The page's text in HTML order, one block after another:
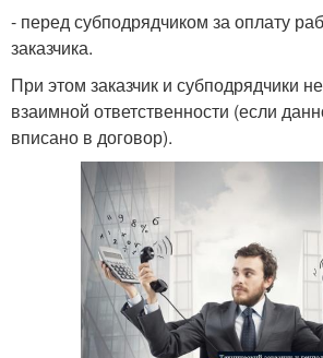
- перед субподрядчиком за оплату
заказчика.
При этом заказчик и субподрядчики
взаимной ответственности (если
вписано в договор).